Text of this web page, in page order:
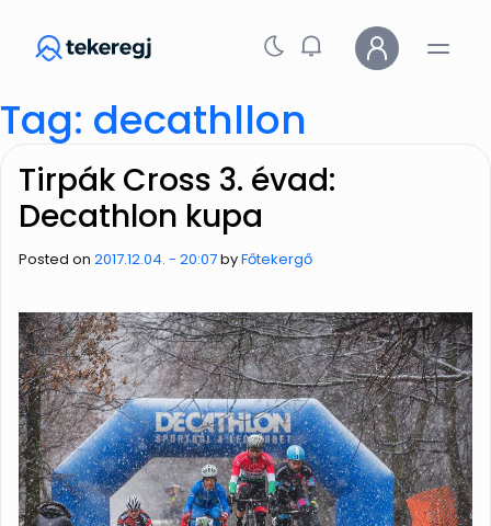
Tag: decathllon
Tirpák Cross 3. évad:
Decathlon kupa
Posted on 2017.12.04. - 20:07byFőtekergő